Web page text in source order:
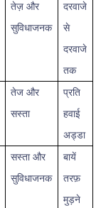
तेज़ और
सुविधाजनक
दरवाजे
से
दरवाजे
तक
तेज और
सस्ता
प्रति
हवाई
अड्डा
सस्ता और
सुविधाजनक
बायें
तरफ़
मुड़ने